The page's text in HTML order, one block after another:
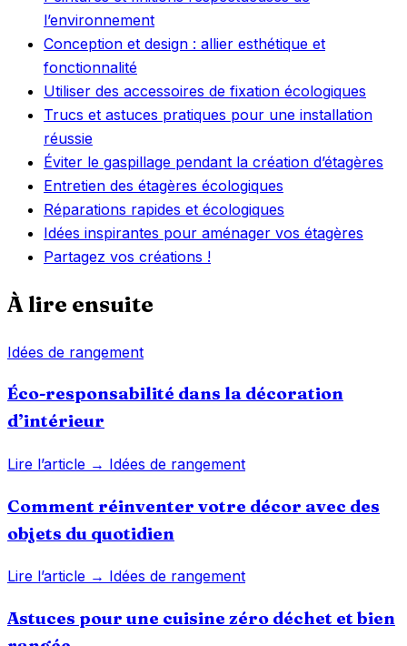
l’environnement
Conception et design : allier esthétique et
fonctionnalité
Utiliser des accessoires de fixation écologiques
Trucs et astuces pratiques pour une installation
réussie
Éviter le gaspillage pendant la création d’étagères
Entretien des étagères écologiques
Réparations rapides et écologiques
Idées inspirantes pour aménager vos étagères
Partagez vos créations !
À lire ensuite
Idées de rangement
Éco-responsabilité dans la décoration
d’intérieur
Lire l’article → Idées de rangement
Comment réinventer votre décor avec des
objets du quotidien
Lire l’article → Idées de rangement
Astuces pour une cuisine zéro déchet et bien